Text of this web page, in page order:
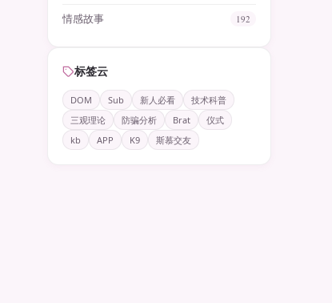
情感故事 192
标签云
DOM Sub 新人必看
技术科普
三观理论
防骗分析 Brat
仪式
kb
APP K9 斯慕交友